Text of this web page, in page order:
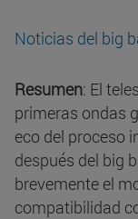
Noticias del big
Resumen: El
primeras ondas
eco del proceso
después del big
brevemente el
compatibilidad